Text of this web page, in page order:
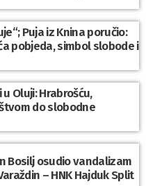
Puja iz Knina poručio:
pobjeda, simbol slobode i
Oluji: Hrabrošću,
do slobodne
Bosilj osudio vandalizam
– HNK Hajduk Split